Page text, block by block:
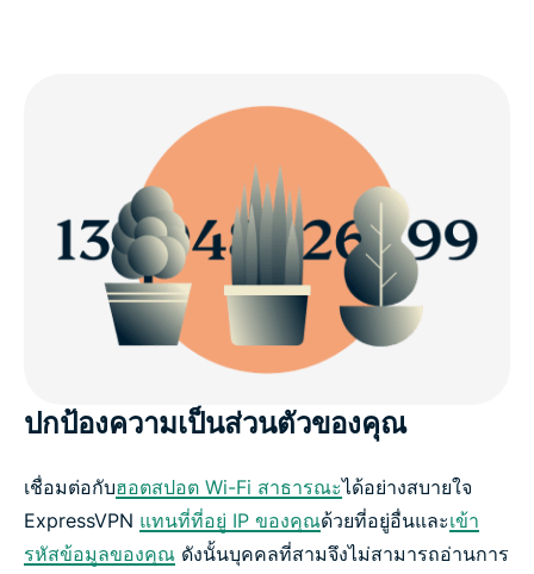
ปกป้องความเป็นส่วนตัวของคุณ
เชื่อมต่อกับฮอตสปอต Wi-Fi สาธารณะได้อย่างสบายใจ
ExpressVPN แทนที่ที่อยู่ IP ของคุณด้วยที่อยู่อื่นและเข้า
รหัสข้อมูลของคุณ ดังนั้นบุคคลที่สามจึงไม่สามารถอ่านการ